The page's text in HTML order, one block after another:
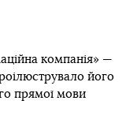
компанія» —
його
прямої мови